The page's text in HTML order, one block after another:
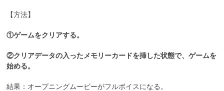
【方法】
①ゲームをクリアする。
②クリアデータの入ったメモリーカードを挿した状態で、ゲームを
始める。
結果：オープニングムービーがフルボイスになる。